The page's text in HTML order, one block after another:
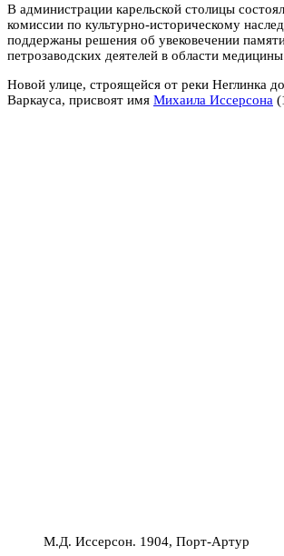
В администрации карельской столицы
комиссии по культурно-историческому
поддержаны решения об увековечении
петрозаводских деятелей в области
Новой улице, строящейся от реки Неглинка
Варкауса, присвоят имя Михаила Иссерсона
М.Д. Иссерсон. 1904, Порт-Артур